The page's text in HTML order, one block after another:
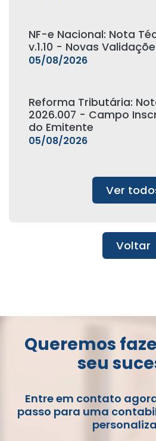
NF-e Nacional: Nota
v.1.10 - Novas
05/08/2026
Reforma Tributária:
2026.007 - Campo
do Emitente
05/08/2026
Ver
Voltar
Queremos
seu
Entre em contato
passo para uma